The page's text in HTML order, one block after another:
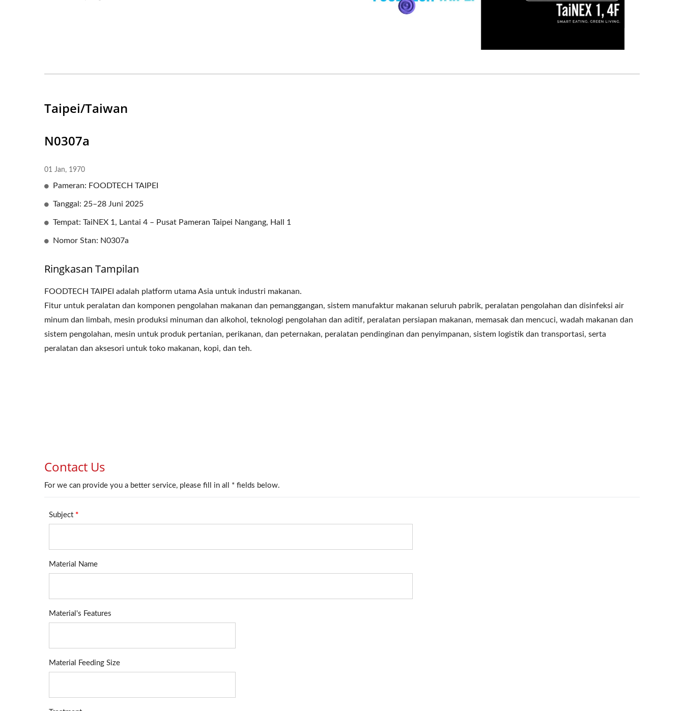
Taipei/Taiwan
N0307a
01 Jan, 1970
Pameran: FOODTECH TAIPEI
Tanggal: 25–28 Juni 2025
Tempat: TaiNEX 1, Lantai 4 – Pusat Pameran Taipei Nangang, Hall 1
Nomor Stan: N0307a
Ringkasan Tampilan
FOODTECH TAIPEI adalah platform utama Asia untuk industri makanan.
Fitur untuk peralatan dan komponen pengolahan makanan dan pemanggangan, sistem manufaktur makanan seluruh pabrik, peralatan pengolahan dan disinfeksi air
minum dan limbah, mesin produksi minuman dan alkohol, teknologi pengolahan dan aditif, peralatan persiapan makanan, memasak dan mencuci, wadah makanan dan
sistem pengolahan, mesin untuk produk pertanian, perikanan, dan peternakan, peralatan pendinginan dan penyimpanan, sistem logistik dan transportasi, serta
peralatan dan aksesori untuk toko makanan, kopi, dan teh.